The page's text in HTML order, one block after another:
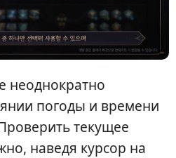
неоднократно
погоды и времени
текущее
наведя курсор на